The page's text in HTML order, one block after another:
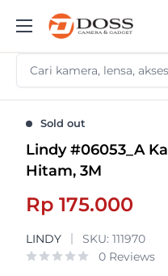
content
DOSS
Camera
&
Gadget
Sold out
Lindy #06053_A
Hitam, 3M
Sale
price
Rp 175.000
LINDY SKU: 111970
0 Reviews